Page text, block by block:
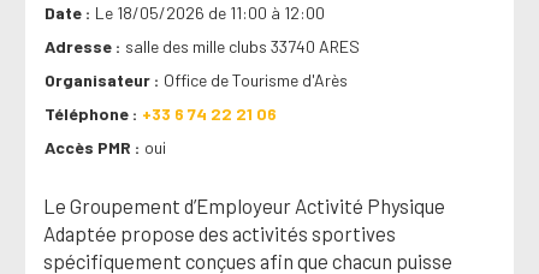
Date
Le 18/05/2026 de 11:00 à 12:00
Adresse
salle des mille clubs 33740 ARES
Organisateur
Office de Tourisme d'Arès
Téléphone
+33 6 74 22 21 06
Accès PMR
oui
Le Groupement d’Employeur Activité Physique
Adaptée propose des activités sportives
spécifiquement conçues afin que chacun puisse